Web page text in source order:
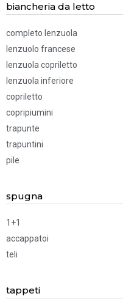
biancheria da letto
completo lenzuola
lenzuolo francese
lenzuola copriletto
lenzuola inferiore
copriletto
copripiumini
trapunte
trapuntini
pile
spugna
1+1
accappatoi
teli
tappeti